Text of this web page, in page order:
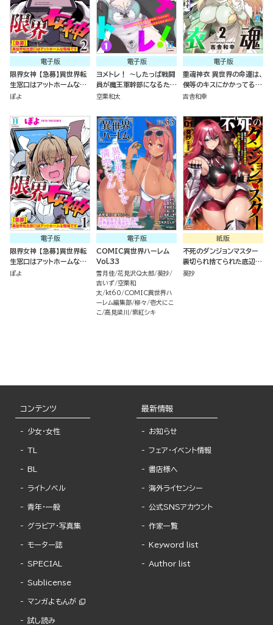
電子版
限界女神 【急募】異世界転
生窓口はアットホームな職
場です （2）
ぽよ
電子版
ヨメトレ！ ～したっぱ戦闘
員が魔王軍幹部になるため
に花嫁候補の教育を始めま
空栗和太
電子版
重魂神衣 異世界の命運は、
僕等のキスにかかってるよ
うです。 （2）
吉舎和幸
電子版
限界女神 【急募】異世界転
生窓口はアットホームな職
場です （1）
ぽよ
電子版
COMIC異世界ハーレム
Vol.33
雪月佳 花見沢Q太郎 葵抄
吉いず 空栗和
太
kt60
COMIC異世界ハ
ーレム編集部 柳々 壱犬にこ
こ 高見梁川 紫紅シキ
紙版
不死のダンジョンマスター
裏切られ捨てられた底辺冒
険者が元仲間の女冒険者た
葵抄
コンテンツ
少女・女性
TL
BL
ライトノベル
青年・一般
グラビア・写真集
モーター誌
SPECIAL
Sublicense
マンガよもんが
試し読み
最新情報
お知らせ
フェア・イベント情報
書店様へ
海外ライセンシー
公式SNSアカウント
作家一覧
Keyword list
Author list